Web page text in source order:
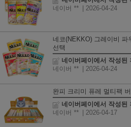
네이버 **
| 2026-04-24
네코(NEKKO) 그레이비
선택
네이버페이에서 작성된
네이버 **
| 2026-04-24
완피 크리미 퓨레 멀티팩
네이버페이에서 작성된
네이버 **
| 2026-04-17